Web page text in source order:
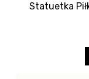
Statuetka